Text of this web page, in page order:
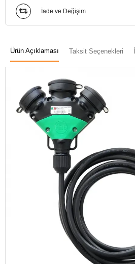
İade ve Değişim
Ürün Açıklaması Taksit Seçenekleri